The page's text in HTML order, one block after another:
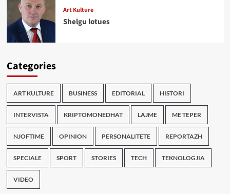
Art Kulture
Shelgu lotues
Categories
ART KULTURE BUSINESS EDITORIAL HISTORI
INTERVISTA KRIPTOMONEDHAT LAJME ME TEPER
NJOFTIME OPINION PERSONALITETE REPORTAZH
SPECIALE SPORT STORIES TECH TEKNOLOGJIA
VIDEO